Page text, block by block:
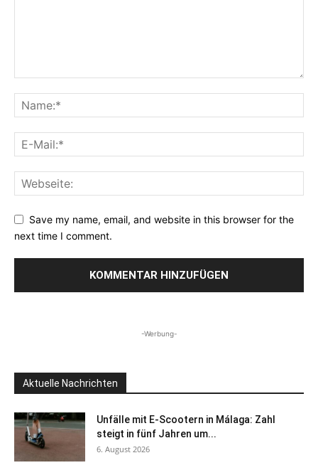
Save my name, email, and website in this browser for the
next time I comment.
-Werbung-
Aktuelle Nachrichten
Unfälle mit E-Scootern in Málaga: Zahl
steigt in fünf Jahren um...
6. August 2026